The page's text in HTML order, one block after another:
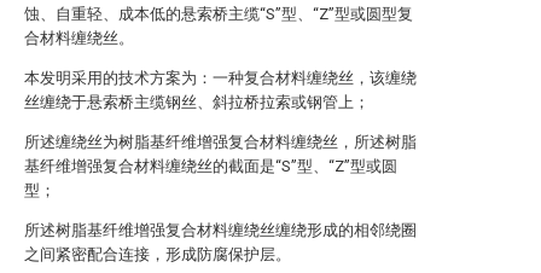
蚀、自重轻、成本低的悬索桥主缆“S”型、“Z”型或圆型复
合材料缠绕丝。
本发明采用的技术方案为：一种复合材料缠绕丝，该缠绕
丝缠绕于悬索桥主缆钢丝、斜拉桥拉索或钢管上；
所述缠绕丝为树脂基纤维增强复合材料缠绕丝，所述树脂
基纤维增强复合材料缠绕丝的截面是“S”型、“Z”型或圆
型；
所述树脂基纤维增强复合材料缠绕丝缠绕形成的相邻绕圈
之间紧密配合连接，形成防腐保护层。